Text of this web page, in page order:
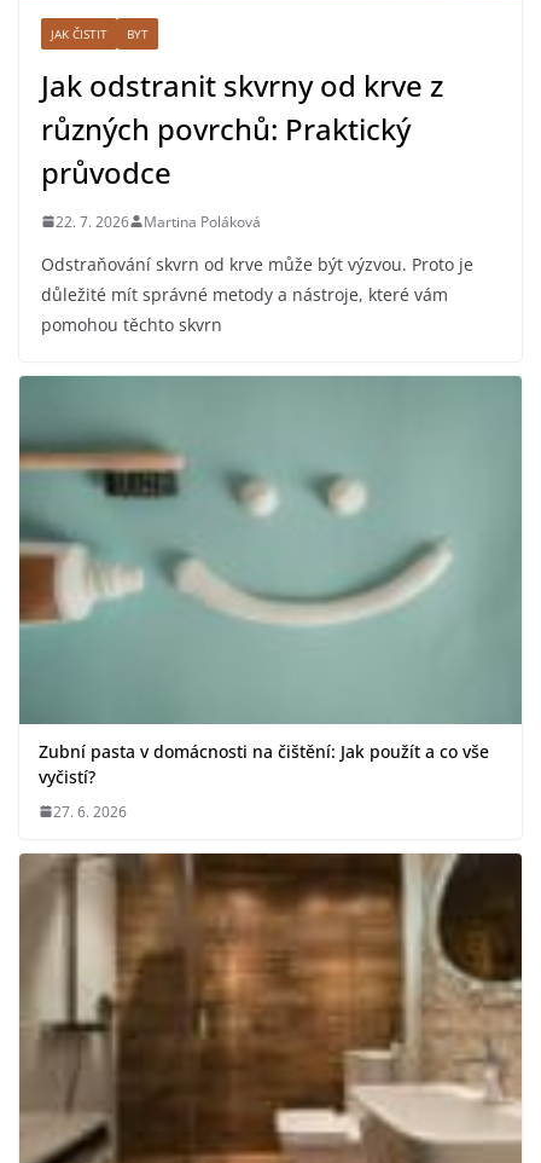
JAK ČISTIT BYT
Jak odstranit skvrny od krve z
různých povrchů: Praktický
průvodce
22. 7. 2026 Martina Poláková
Odstraňování skvrn od krve může být výzvou. Proto je
důležité mít správné metody a nástroje, které vám
pomohou těchto skvrn
Zubní pasta v domácnosti na čištění: Jak použít a co vše
vyčistí?
27. 6. 2026